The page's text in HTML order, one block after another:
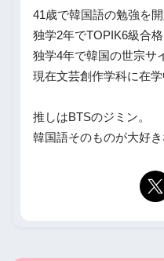
41歳で韓国語の勉強を開
独学2年でTOPIK6級合格
独学4年で韓国の世宗サ
現在文芸創作学科に在学
推しはBTSのジミン。
韓国語そのものが大好き